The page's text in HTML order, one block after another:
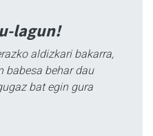
lagun!
aldizkari bakarra,
babesa behar dau
bat egin gura